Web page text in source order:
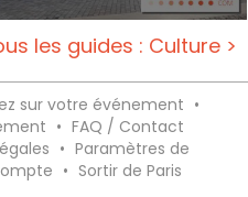
les guides : Culture >
sur votre événement •
• FAQ / Contact
• Paramètres de
• Sortir de Paris